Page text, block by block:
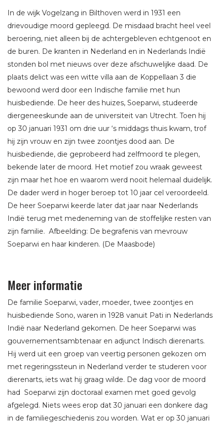
In de wijk Vogelzang in Bilthoven werd in 1931 een
drievoudige moord gepleegd. De misdaad bracht heel veel
beroering, niet alleen bij de achtergebleven echtgenoot en
de buren. De kranten in Nederland en in Nederlands Indië
stonden bol met nieuws over deze afschuwelijke daad. De
plaats delict was een witte villa aan de Koppellaan 3 die
bewoond werd door een Indische familie met hun
huisbediende. De heer des huizes, Soeparwi, studeerde
diergeneeskunde aan de universiteit van Utrecht. Toen hij
op 30 januari 1931 om drie uur ‘s middags thuis kwam, trof
hij zijn vrouw en zijn twee zoontjes dood aan. De
huisbediende, die geprobeerd had zelfmoord te plegen,
bekende later de moord. Het motief zou wraak geweest
zijn maar het hoe en waarom werd nooit helemaal duidelijk.
De dader werd in hoger beroep tot 10 jaar cel veroordeeld.
De heer Soeparwi keerde later dat jaar naar Nederlands
Indië terug met medeneming van de stoffelijke resten van
zijn familie. Afbeelding: De begrafenis van mevrouw
Soeparwi en haar kinderen. (De Maasbode)
Meer informatie
De familie Soeparwi, vader, moeder, twee zoontjes en
huisbediende Sono, waren in 1928 vanuit Pati in Nederlands
Indië naar Nederland gekomen. De heer Soeparwi was
gouvernementsambtenaar en adjunct Indisch dierenarts.
Hij werd uit een groep van veertig personen gekozen om
met regeringssteun in Nederland verder te studeren voor
dierenarts, iets wat hij graag wilde. De dag voor de moord
had Soeparwi zijn doctoraal examen met goed gevolg
afgelegd. Niets wees erop dat 30 januari een donkere dag
in de familiegeschiedenis zou worden. Wat er op 30 januari